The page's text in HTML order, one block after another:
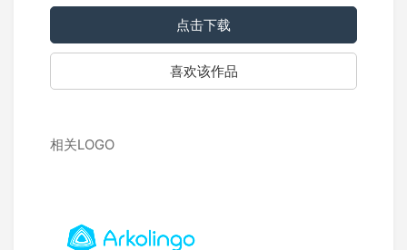
点击下载
喜欢该作品
相关LOGO